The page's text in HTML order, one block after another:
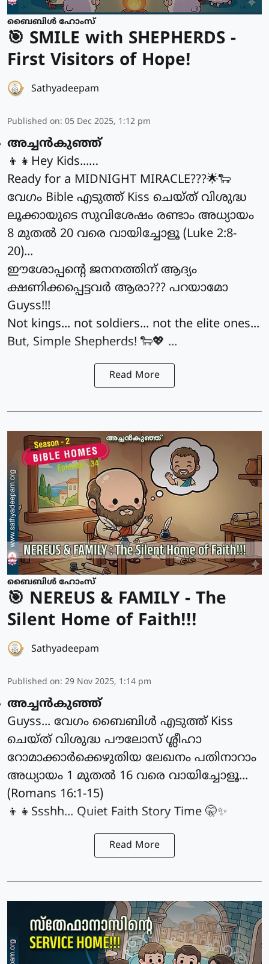
ബൈബിൾ ഹോംസ്
🎯 SMILE with SHEPHERDS -
First Visitors of Hope!
Sathyadeepam
Published on: 05 Dec 2025, 1:12 pm
അച്ചൻകുഞ്ഞ്
👦👧Hey Kids...…
Ready for a MIDNIGHT MIRACLE???🌟🐑
വേഗം Bible എടുത്ത് Kiss ചെയ്ത് വിശുദ്ധ
ലൂക്കായുടെ സുവിശേഷം രണ്ടാം അധ്യായം
8 മുതൽ 20 വരെ വായിച്ചോളൂ (Luke 2:8-
20)...
ഈശോപ്പന്റെ ജനനത്തിന് ആദ്യം
ക്ഷണിക്കപ്പെട്ടവർ ആരാ??? പറയാമോ
Guyss!!!
Not kings... not soldiers... not the elite ones...
But, Simple Shepherds! 🐑💖 ...
Read More
ബൈബിൾ ഹോംസ്
🎯 NEREUS & FAMILY - The
Silent Home of Faith!!!
Sathyadeepam
Published on: 29 Nov 2025, 1:14 pm
അച്ചൻകുഞ്ഞ്
Guyss... വേഗം ബൈബിൾ എടുത്ത് Kiss
ചെയ്ത് വിശുദ്ധ പൗലോസ് ശ്ലീഹാ
റോമാക്കാർക്കെഴുതിയ ലേഖനം പതിനാറാം
അധ്യായം 1 മുതൽ 16 വരെ വായിച്ചോളൂ...
(Romans 16:1-15)
👦👧Ssshh... Quiet Faith Story Time 🤫✨
Read More